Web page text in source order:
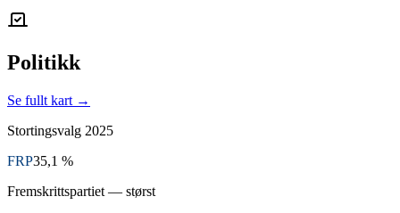
Politikk
Se fullt kart →
Stortingsvalg 2025
FRP35,1 %
Fremskrittspartiet — størst